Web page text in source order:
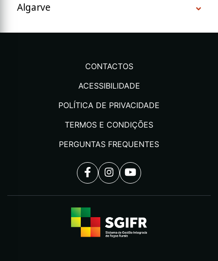
Algarve
CONTACTOS
ACESSIBILIDADE
POLÍTICA DE PRIVACIDADE
TERMOS E CONDIÇÕES
PERGUNTAS FREQUENTES